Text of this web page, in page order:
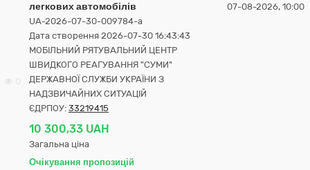
легкових автомобілів
UA-2026-07-30-009784-a
Дата створення 2026-07-30 16:43:43
МОБІЛЬНИЙ РЯТУВАЛЬНИЙ ЦЕНТР
ШВИДКОГО РЕАГУВАННЯ "СУМИ"
ДЕРЖАВНОЇ СЛУЖБИ УКРАЇНИ З
НАДЗВИЧАЙНИХ СИТУАЦІЙ
ЄДРПОУ: 33219415
10 300,33 UAH
Загальна ціна
Очікування пропозицій
07-08-2026, 10:00